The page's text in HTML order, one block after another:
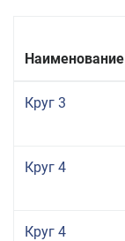
Наименование
Круг 3
Круг 4
Круг 4